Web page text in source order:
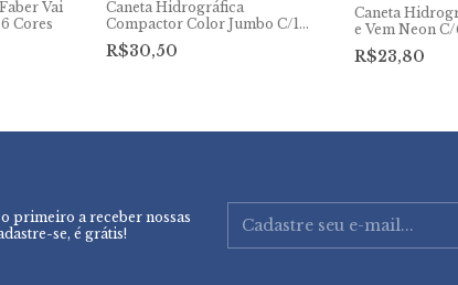
Vai
Cores
Caneta Hidrográfica
Compactor Color Jumbo C/12
cores
R$30,50
Caneta
e Vem Neon
R$23,80
primeiro a receber nossas
se, é grátis!